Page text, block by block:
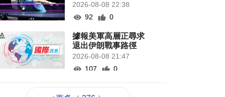
2026-08-08 22:38
92
0
據報美軍高層正尋求
退出伊朗戰事路徑
2026-08-08 21:47
107
0